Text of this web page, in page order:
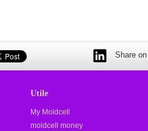
Share
Utile
My Moldcell
moldcell money